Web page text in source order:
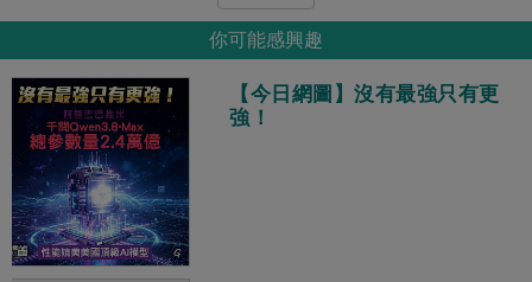
你可能感興趣
【今日網圖】沒有最強只有更
強！